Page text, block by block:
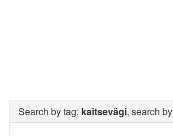
Search by tag: kaitsevägi, search by